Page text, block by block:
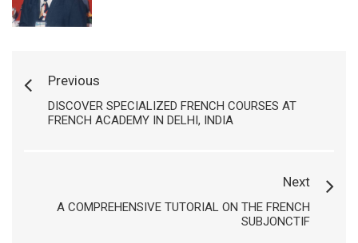
Previous
DISCOVER SPECIALIZED FRENCH COURSES AT
FRENCH ACADEMY IN DELHI, INDIA
Next
A COMPREHENSIVE TUTORIAL ON THE FRENCH
SUBJONCTIF